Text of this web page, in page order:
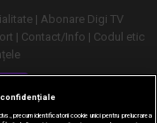
Abonare Digi TV
Contact/Info
Codul etic
confidențiale
precum identificatorii cookie unici pentru prelucrarea